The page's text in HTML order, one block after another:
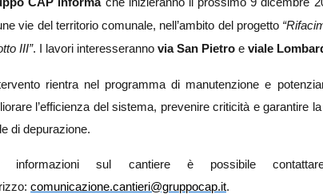
vie del territorio comunale, nell’ambito del progetto
III”. I lavori interesseranno via San Pietroe viale
rientra nel programma di manutenzione e
l’efficienza del sistema, prevenire criticità e garantire
di depurazione.
informazioni sul cantiere è possibile
comunicazione.cantieri@gruppocap.it.